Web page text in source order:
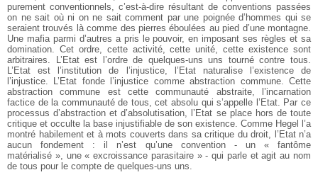
purement conventionnels, c’est-à-dire résultant de conventions passées
on ne sait où ni on ne sait comment par une poignée d’hommes qui se
seraient trouvés là comme des pierres éboulées au pied d’une montagne.
Une mafia parmi d’autres a pris le pouvoir, en imposant ses règles et sa
domination. Cet ordre, cette activité, cette unité, cette existence sont
arbitraires. L’Etat est l’ordre de quelques-uns uns tourné contre tous.
L’Etat est l’institution de l’injustice, l’Etat naturalise l’existence de
l’injustice. L’Etat fonde l’injustice comme abstraction commune. Cette
abstraction commune est cette communauté abstraite, l’incarnation
factice de la communauté de tous, cet absolu qui s’appelle l’Etat. Par ce
processus d’abstraction et d’absolutisation, l’Etat se place hors de toute
critique et occulte la base injustifiable de son existence. Comme Hegel l’a
montré habilement et à mots couverts dans sa critique du droit, l’Etat n’a
aucun fondement : il n’est qu’une convention - un « fantôme
matérialisé », une « excroissance parasitaire » - qui parle et agit au nom
de tous pour le compte de quelques-uns uns.